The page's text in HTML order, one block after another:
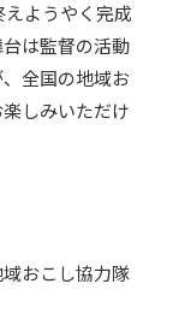
ようやく完成
は監督の活動
全国の地域お
しみいただけ
おこし協力隊